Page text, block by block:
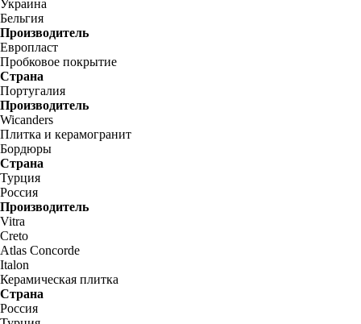
Украина
Бельгия
Производитель
Европласт
Пробковое покрытие
Страна
Португалия
Производитель
Wicanders
Плитка и керамогранит
Бордюры
Страна
Турция
Россия
Производитель
Vitra
Creto
Atlas Concorde
Italon
Керамическая плитка
Страна
Россия